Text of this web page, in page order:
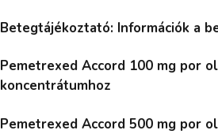
Betegtájékoztató: Információk a
Pemetrexed Accord 100 mg por
koncentrátumhoz
Pemetrexed Accord 500 mg por